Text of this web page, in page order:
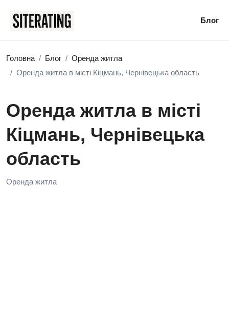
Блог
Головна Блог
Оренда житла
Оренда житла в місті Кіцмань, Чернівецька область
Оренда житла в місті
Кіцмань, Чернівецька
область
Оренда житла